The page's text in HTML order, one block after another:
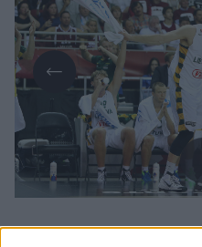
D grupės rezultatai.